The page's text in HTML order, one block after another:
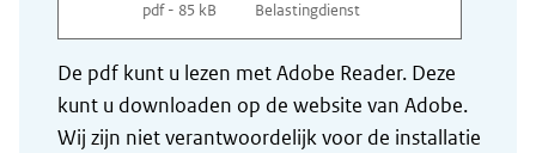
pdf - 85 kB Belastingdienst
De pdf kunt u lezen met Adobe Reader. Deze
kunt u downloaden op de website van Adobe.
Wij zijn niet verantwoordelijk voor de installatie